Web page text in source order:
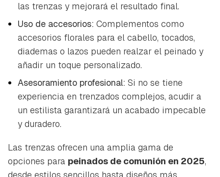
las trenzas y mejorará el resultado final.
Uso de accesorios: Complementos como
accesorios florales para el cabello, tocados,
diademas o lazos pueden realzar el peinado y
añadir un toque personalizado.
Asesoramiento profesional: Si no se tiene
experiencia en trenzados complejos, acudir a
un estilista garantizará un acabado impecable
y duradero.
Las trenzas ofrecen una amplia gama de
opciones para peinados de comunión en 2025,